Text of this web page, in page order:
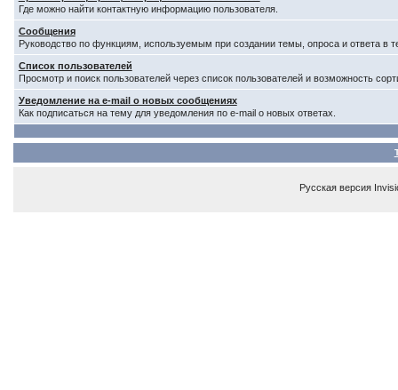
Где можно найти контактную информацию пользователя.
Сообщения
Руководство по функциям, используемым при создании темы, опроса и ответа в
Список пользователей
Просмотр и поиск пользователей через список пользователей и возможность
Уведомление на e-mail о новых сообщениях
Как подписаться на тему для уведомления по e-mail о новых ответах.
Русская версия